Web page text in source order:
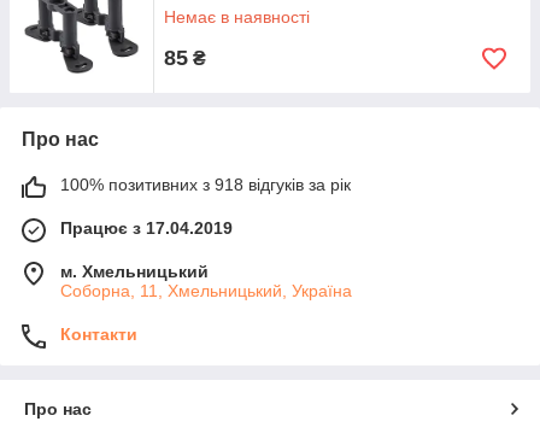
Немає в наявності
85 ₴
Про нас
100% позитивних з 918 відгуків за рік
Працює з 17.04.2019
м. Хмельницький
Соборна, 11, Хмельницький, Україна
Контакти
Про нас